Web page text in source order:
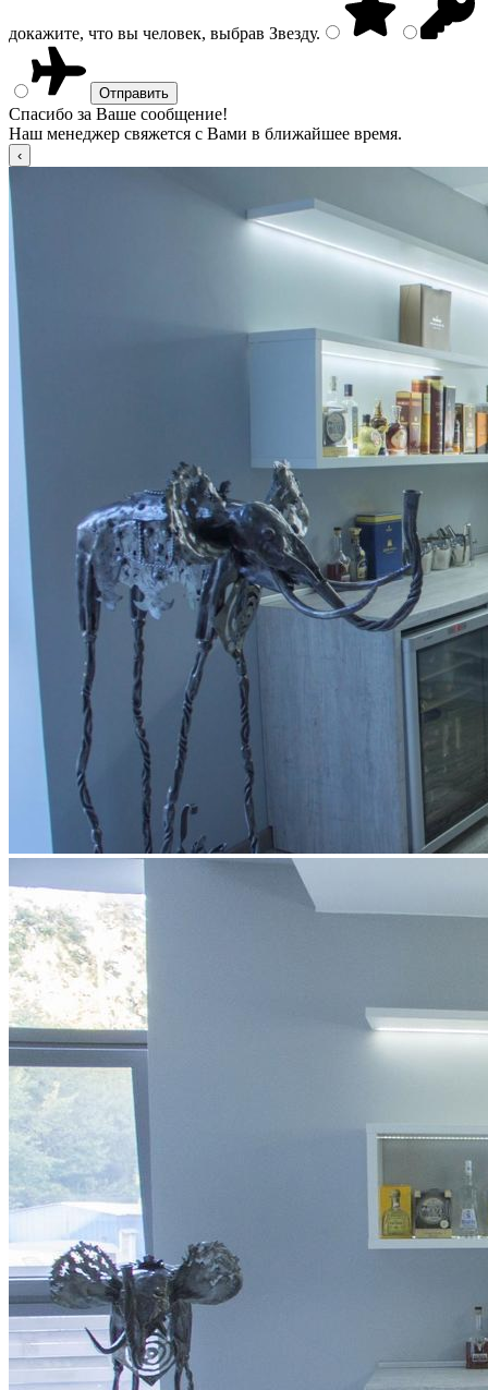
докажите, что вы человек, выбрав Звезду.
Спасибо за Ваше сообщение!
Наш менеджер свяжется с Вами в ближайшее время.